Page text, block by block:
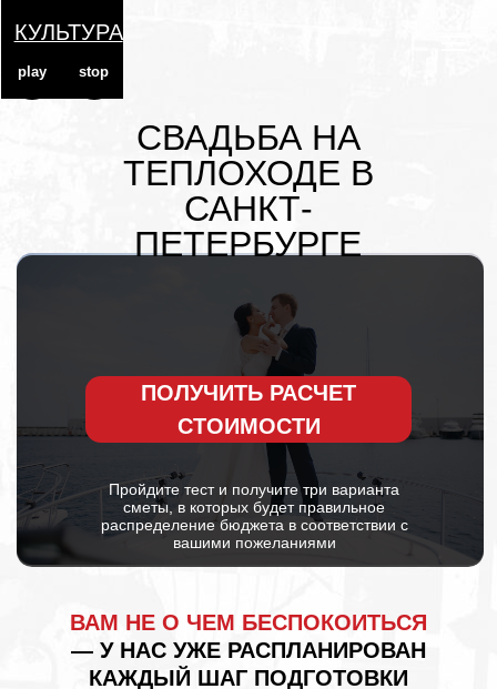
КУЛЬТУРА
СВАДЬБА НА
ТЕПЛОХОДЕ В
САНКТ-
ПЕТЕРБУРГЕ
Пройдите тест и получите три варианта
сметы, в которых будет правильное
распределение бюджета в соответствии с
вашими пожеланиями
ВАМ НЕ О ЧЕМ БЕСПОКОИТЬСЯ
— У НАС УЖЕ РАСПЛАНИРОВАН
КАЖДЫЙ ШАГ ПОДГОТОВКИ
Свадьба на теплоходе — это
оригинальное и запоминающееся
решение, которое сочетает в себе
роскошную атмосферу и романтику
мостами, каналами и историческими
видами, является идеальным местом
для такого формата торжества.